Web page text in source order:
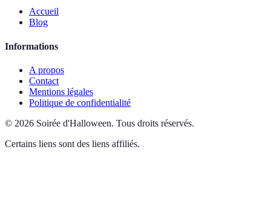
Accueil
Blog
Informations
A propos
Contact
Mentions légales
Politique de confidentialité
© 2026 Soirée d'Halloween. Tous droits réservés.
Certains liens sont des liens affiliés.